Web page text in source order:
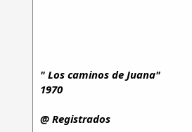
" Los caminos de Juana"
1970
@ Registrados